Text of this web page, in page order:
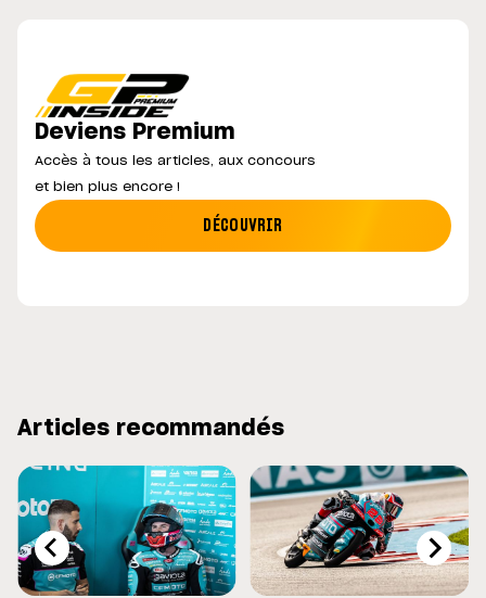
Deviens Premium
Accès à tous les articles, aux concours
et bien plus encore !
DÉCOUVRIR
Articles recommandés